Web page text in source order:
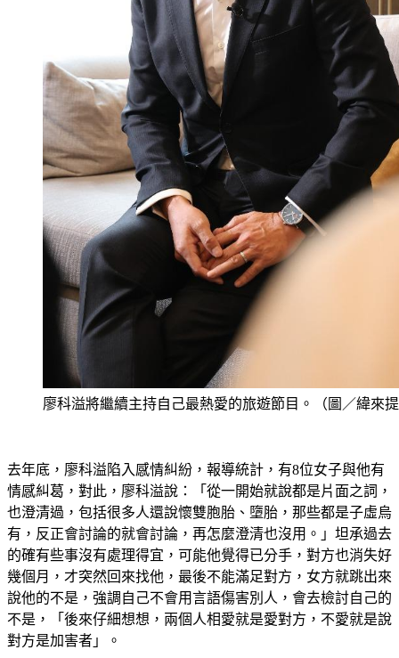
廖科溢將繼續主持自己最熱愛的旅遊節目。（圖／緯來
去年底，廖科溢陷入感情糾紛，報導統計，有8位女子與他有
情感糾葛，對此，廖科溢說：「從一開始就說都是片面之詞，
也澄清過，包括很多人還說懷雙胞胎、墮胎，那些都是子虛烏
有，反正會討論的就會討論，再怎麼澄清也沒用。」坦承過去
的確有些事沒有處理得宜，可能他覺得已分手，對方也消失好
幾個月，才突然回來找他，最後不能滿足對方，女方就跳出來
說他的不是，強調自己不會用言語傷害別人，會去檢討自己的
不是，「後來仔細想想，兩個人相愛就是愛對方，不愛就是說
對方是加害者」。